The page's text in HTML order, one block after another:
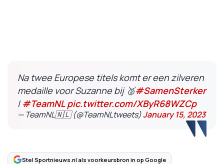
Na twee Europese titels komt er een zilveren
medaille voor Suzanne bij 🥈#SamenSterker
| #TeamNL pic.twitter.com/XByR68WZCp
— TeamNL🇳🇱 (@TeamNLtweets)January 15, 2023
Stel Sportnieuws.nl als voorkeursbron in op Google